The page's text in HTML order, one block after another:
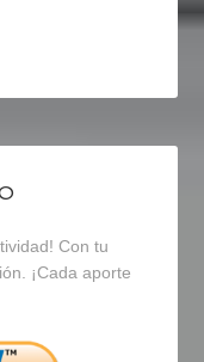
Con tu
¡Cada aporte